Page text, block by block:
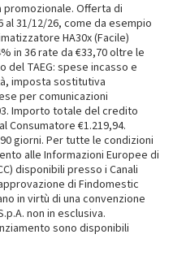
Offerta di
31/12/26, come da esempio
HA30x (Facile)
in 36 rate da €33,70 oltre le
del TAEG: spese incasso e
imposta sostitutiva
per comunicazioni
Importo totale del credito
Consumatore €1.219,94.
giorni. Per tutte le condizioni
alle Informazioni Europee di
disponibili presso i Canali
di Findomestic
in virtù di una convenzione
non in esclusiva.
sono disponibili